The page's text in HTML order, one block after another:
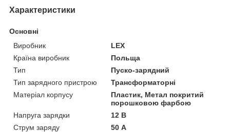
Характеристики
Основні
Виробник
LEX
Країна виробник
Польща
Тип
Пуско-зарядний
Тип зарядного пристрою
Трансформаторні
Матеріал корпусу
Пластик, Метал покритий
порошковою фарбою
Напруга зарядки
12 В
Струм заряду
50 А